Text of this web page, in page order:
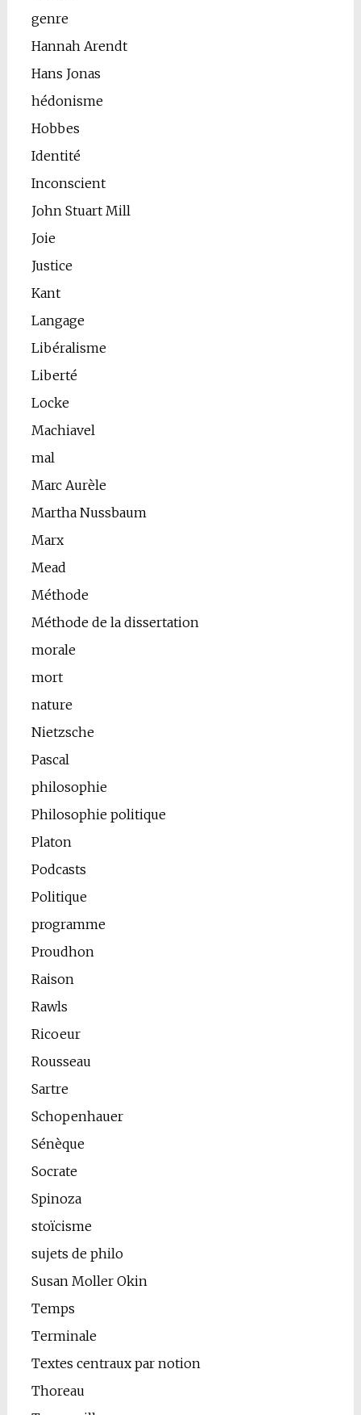
genre
Hannah Arendt
Hans Jonas
hédonisme
Hobbes
Identité
Inconscient
John Stuart Mill
Joie
Justice
Kant
Langage
Libéralisme
Liberté
Locke
Machiavel
mal
Marc Aurèle
Martha Nussbaum
Marx
Mead
Méthode
Méthode de la dissertation
morale
mort
nature
Nietzsche
Pascal
philosophie
Philosophie politique
Platon
Podcasts
Politique
programme
Proudhon
Raison
Rawls
Ricoeur
Rousseau
Sartre
Schopenhauer
Sénèque
Socrate
Spinoza
stoïcisme
sujets de philo
Susan Moller Okin
Temps
Terminale
Textes centraux par notion
Thoreau